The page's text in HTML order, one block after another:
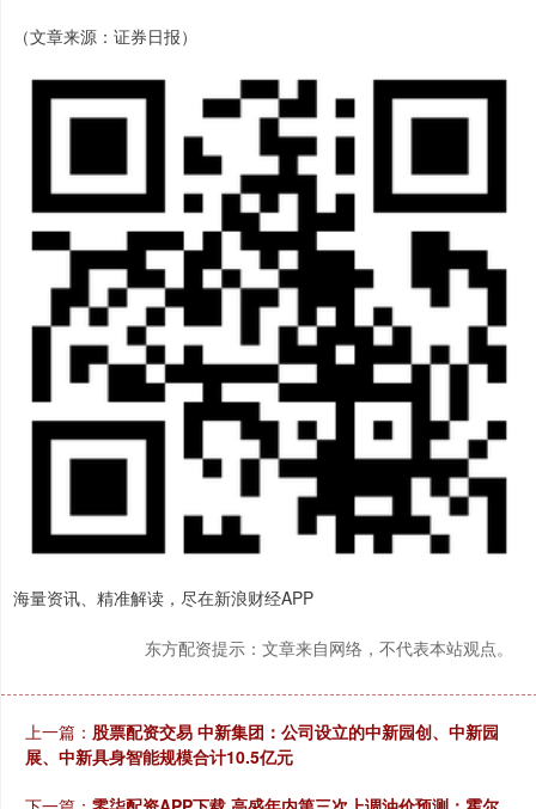
（文章来源：证券日报）
海量资讯、精准解读，尽在新浪财经APP
东方配资提示：文章来自网络，不代表本站观点。
上一篇： 股票配资交易 中新集团：公司设立的中新园创、中新园
展、中新具身智能规模合计10.5亿元